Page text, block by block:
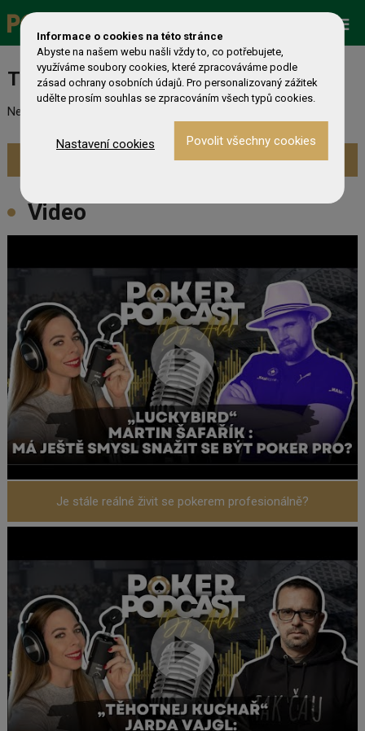
Zobrazit více »
Turnaj nebyl nalezen
Nebyl nalezen odpovídající turnaj. Prevděpodobně již skončil.
Zobrazit aktuální turnaje »
Video
Je stále reálné živit se pokerem profesionálně?
Informace o cookies na této stránce
Abyste na našem webu našli vždy to, co potřebujete,
využíváme soubory cookies, které zpracováváme podle
zásad ochrany osobních údajů. Pro personalizovaný zážitek
udělte prosím souhlas se zpracováním všech typů cookies.
Nastavení cookies